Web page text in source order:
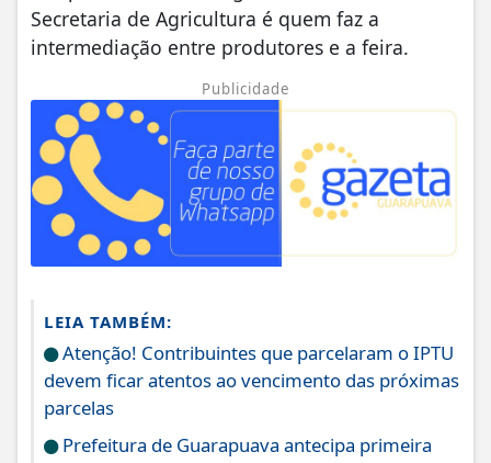
Secretaria de Agricultura é quem faz a
intermediação entre produtores e a feira.
Publicidade
LEIA TAMBÉM:
Atenção! Contribuintes que parcelaram o IPTU
devem ficar atentos ao vencimento das próximas
parcelas
Prefeitura de Guarapuava antecipa primeira